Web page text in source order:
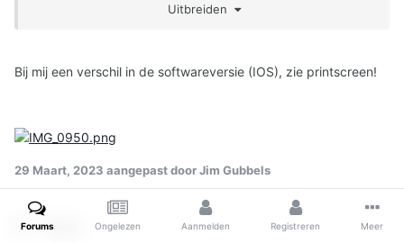
opgeladen en men telkens eerst een refresh van de app
openen en direct actuele stand. Zelfs met gesloten app
Uitbreiden
Bij mij een verschil in de softwareversie (IOS), zie printscreen!
29 Maart, 2023 aangepast door Jim Gubbels
Quote
Forums Ongelezen Aanmelden Registreren Meer